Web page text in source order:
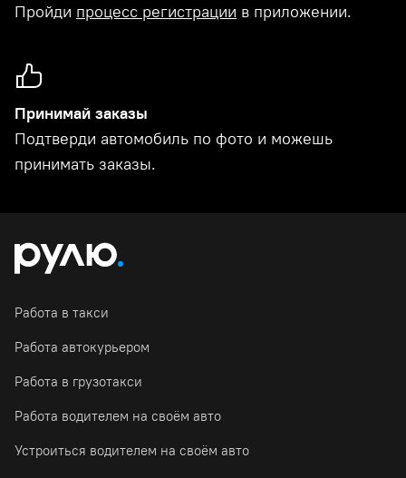
Пройди процесс регистрации в приложении.
Принимай заказы
Подтверди автомобиль по фото и можешь
принимать заказы.
Работа в такси
Работа автокурьером
Работа в грузотакси
Работа водителем на своём авто
Устроиться водителем на своём авто